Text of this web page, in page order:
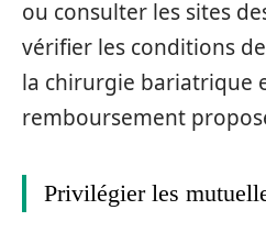
ou consulter les sites
vérifier les conditions
la chirurgie bariatrique
remboursement
Privilégier les